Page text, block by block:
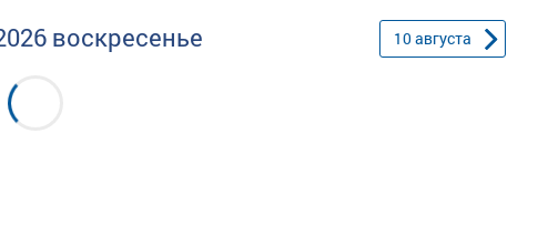
воскресенье 10августа